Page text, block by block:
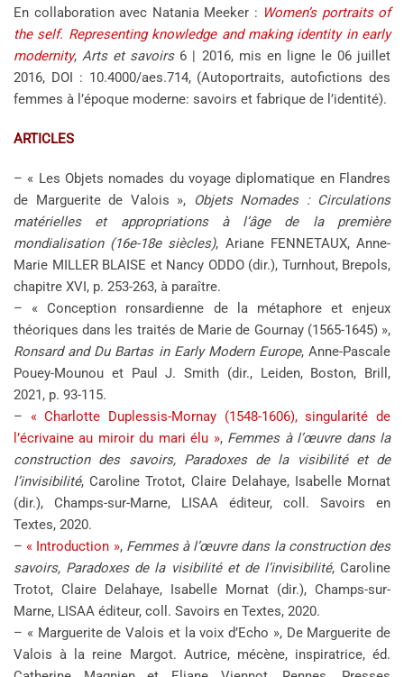
En collaboration avec Natania Meeker : Women’s portraits of
the self. Representing knowledge and making identity in early
modernity,Arts et savoirs6 | 2016, mis en ligne le 06 juillet
2016, DOI : 10.4000/aes.714, (Autoportraits, autofictions des
femmes à l’époque moderne: savoirs et fabrique de l’identité).
ARTICLES
– « Les Objets nomades du voyage diplomatique en Flandres
de Marguerite de Valois »,
Objets Nomades : Circulations
matérielles et appropriations à l’âge de la première
mondialisation (16e-18e siècles), Ariane FENNETAUX, Anne-
Marie MILLER BLAISE et Nancy ODDO (dir.), Turnhout, Brepols,
chapitre XVI, p. 253-263, à paraître.
– « Conception ronsardienne de la métaphore et enjeux
théoriques dans les traités de Marie de Gournay (1565-1645) »,
Ronsard and Du Bartas in Early Modern Europe, Anne-Pascale
Pouey-Mounou et Paul J. Smith (dir., Leiden, Boston, Brill,
2021, p. 93-115.
– « Charlotte Duplessis-Mornay (1548-1606), singularité de
l’écrivaine au miroir du mari élu », Femmes à l’œuvre dans la
construction des savoirs, Paradoxes de la visibilité et de
l’invisibilité, Caroline Trotot, Claire Delahaye, Isabelle Mornat
(dir.), Champs-sur-Marne, LISAA éditeur, coll. Savoirs en
Textes, 2020.
– « Introduction », Femmes à l’œuvre dans la construction des
savoirs, Paradoxes de la visibilité et de l’invisibilité, Caroline
Trotot, Claire Delahaye, Isabelle Mornat (dir.), Champs-sur-
Marne, LISAA éditeur, coll. Savoirs en Textes, 2020.
– « Marguerite de Valois et la voix d’Echo », De Marguerite de
Valois à la reine Margot. Autrice, mécène, inspiratrice, éd.